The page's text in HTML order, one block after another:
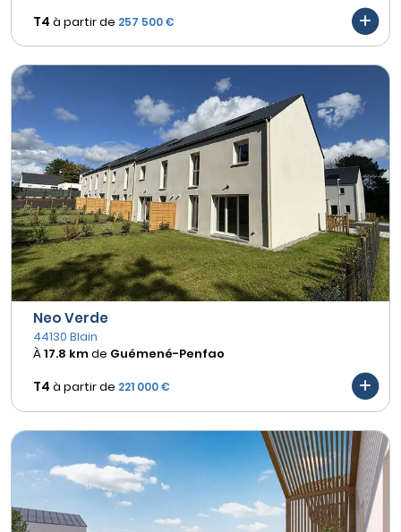
T4 à partir de 257 500 €
Neo Verde
44130 Blain
À17.8 kmde Guémené-Penfao
T4 à partir de 221 000 €